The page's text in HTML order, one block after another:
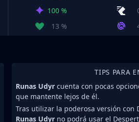
100 %
13 %
TIPS PARA
Runas Udyr cuenta con pocas
que mantente lejos de él.
Tras utilizar la poderosa versión
Runas Udyr no podrá usar el